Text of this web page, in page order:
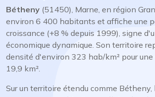
Bétheny (51450), Marne, en région
environ 6 400 habitants et affiche une
croissance (+8 % depuis 1999), signe
économique dynamique. Son territoire
densité d'environ 323 hab/km² pour une
19,9 km².
Sur un territoire étendu comme Bétheny,